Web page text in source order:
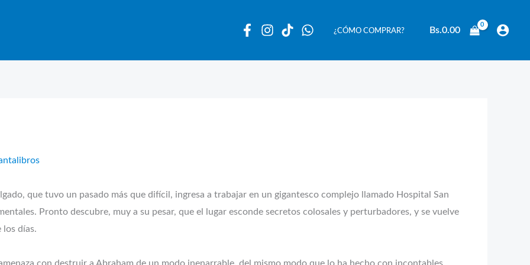
¿CÓMO COMPRAR? Bs.0.00
que tuvo un pasado más que difícil, ingresa a trabajar en un gigantesco complejo llamado Hospital San
Pronto descubre, muy a su pesar, que el lugar esconde secretos colosales y perturbadores, y se vuelve
los días.